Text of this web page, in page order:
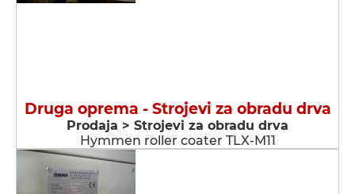
Druga oprema - Strojevi za obradu drva
Prodaja > Strojevi za obradu drva
Hymmen roller coater TLX-M11